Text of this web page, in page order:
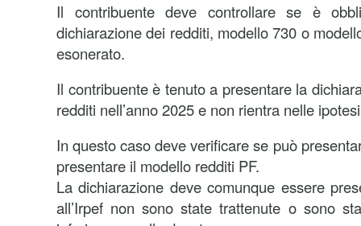
Il contribuente deve controllare se è
dichiarazione dei redditi, modello 730 o
esonerato.
Il contribuente è tenuto a presentare la
redditi nell’anno 2025 e non rientra nelle
In questo caso deve verificare se può
presentare il modello redditi PF.
La dichiarazione deve comunque essere
all’Irpef non sono state trattenute o sono